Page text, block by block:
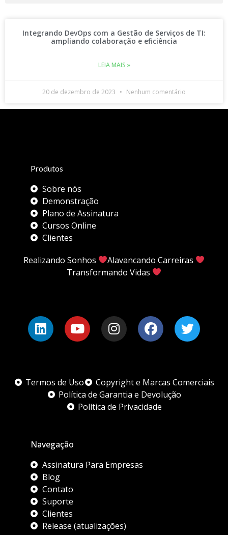
Integrando DevOps com a Gestão de Serviços de TI:
ampliando colaboração e eficiência
LEIA MAIS »
20 de dezembro de 2023 Nenhum comentário
Produtos
Sobre nós
Demonstração
Plano de Assinatura
Cursos Online
Clientes
Realizando Sonhos
Alavancando Carreiras
Transformando Vidas
Termos de Uso
Copyright e Marcas Comerciais
Política de Garantia e Devolução
Política de Privacidade
Navegação
Assinatura Para Empresas
Blog
Contato
Suporte
Clientes
Release (atualizações)